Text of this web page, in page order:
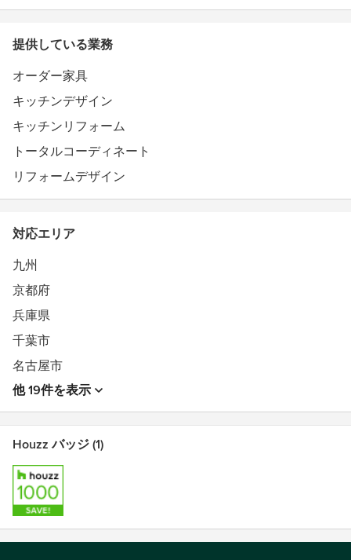
提供している業務
オーダー家具
キッチンデザイン
キッチンリフォーム
トータルコーディネート
リフォームデザイン
対応エリア
九州
京都府
兵庫県
千葉市
名古屋市
他 19件を表示
Houzz バッジ (1)